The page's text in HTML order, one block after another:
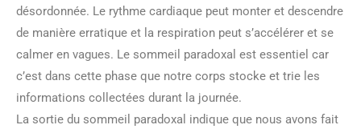
désordonnée. Le rythme cardiaque peut monter et descendre
de manière erratique et la respiration peut s’accélérer et se
calmer en vagues. Le sommeil paradoxal est essentiel car
c’est dans cette phase que notre corps stocke et trie les
informations collectées durant la journée.
La sortie du sommeil paradoxal indique que nous avons fait